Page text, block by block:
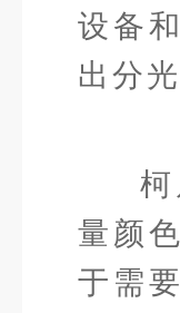
设备
出分
量颜
于需